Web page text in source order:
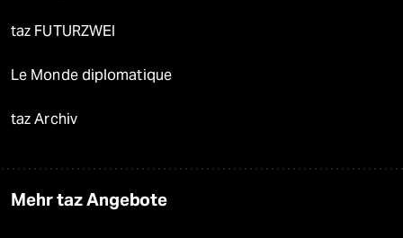
taz FUTURZWEI
Le Monde diplomatique
taz Archiv
Mehr taz Angebote